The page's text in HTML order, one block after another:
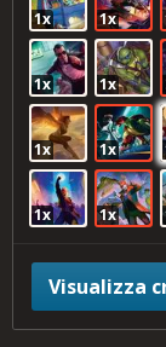
1x 1x
1x 1x
1x 1x
1x 1x
Visualizza